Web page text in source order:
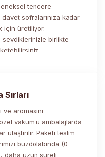
tencere
sofralarınıza kadar
için üretiliyor.
sevdiklerinizle birlikte
Sırları
aromasını
vakumlu ambalajlarda
ulaştırılır. Paketi teslim
buzdolabında (0-
daha uzun süreli